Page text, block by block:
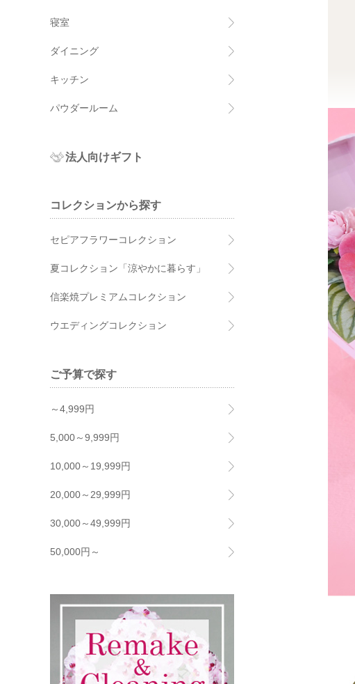
寝室
ダイニング
キッチン
パウダールーム
法人向けギフト
コレクションから探す
セピアフラワーコレクション
夏コレクション「涼やかに暮らす」
信楽焼プレミアムコレクション
ウエディングコレクション
ご予算で探す
～4,999円
5,000～9,999円
10,000～19,999円
20,000～29,999円
30,000～49,999円
50,000円～